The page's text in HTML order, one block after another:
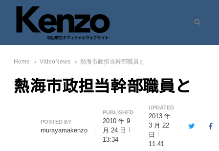
七転八起 – 村山憲三 Official Site
村山憲三ウェブサイト
Home VideoNews 熱海市政担当幹部職員と
熱海市政担当幹部職員と
Author
POSTED BY
murayamakenzo
PUBLISHED
2010 年 9
月 24 日
13:34
UPDATED
2013 年
3 月 22
日
11:41
Twitter